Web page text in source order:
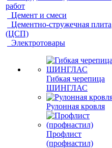
работ
Цемент и смеси
Цементно-стружечная плита
(ЦСП)
Электротовары
Гибкая черепица
ШИНГЛАС
Рулонная кровля
Профлист
(профнастил)